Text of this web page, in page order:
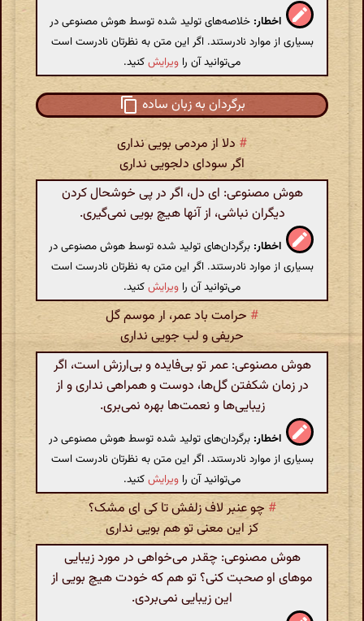
اخطار: خلاصه‌های تولید شده توسط هوش مصنوعی در
بسیاری از موارد نادرستند. اگر این متن به نظرتان نادرست است
می‌توانید آن را ویرایشکنید.
برگردان به زبان ساده
# دلا از مردمی بویی نداری
اگر سودای دلجویی نداری
هوش مصنوعی: ای دل، اگر در پی خوشحال کردن
دیگران نباشی، از آنها هیچ بویی نمی‌گیری.
اخطار: برگردان‌های تولید شده توسط هوش مصنوعی در
بسیاری از موارد نادرستند. اگر این متن به نظرتان نادرست است
می‌توانید آن را ویرایشکنید.
# حرامت باد عمر، ار موسم گل
حریفی و لب جویی نداری
هوش مصنوعی: عمر تو بی‌فایده و بی‌ارزش است، اگر
در زمان شکفتن گل‌ها، دوست و همراهی نداری و از
زیبایی‌ها و نعمت‌ها بهره نمی‌بری.
اخطار: برگردان‌های تولید شده توسط هوش مصنوعی در
بسیاری از موارد نادرستند. اگر این متن به نظرتان نادرست است
می‌توانید آن را ویرایشکنید.
# چو عنبر لاف زلفش تا کی ای مشک؟
کز این معنی تو هم بویی نداری
هوش مصنوعی: چقدر می‌خواهی در مورد زیبایی
موهای او صحبت کنی؟ تو هم که خودت هیچ بویی از
این زیبایی نمی‌بردی.